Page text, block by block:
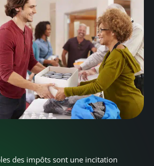
des impôts sont une incitation